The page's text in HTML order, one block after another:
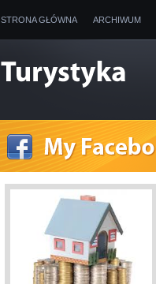
STRONA GŁÓWNA ARCHIWUM